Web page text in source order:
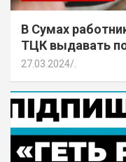
В Сумах
ТЦК выдавать
27.03.2024